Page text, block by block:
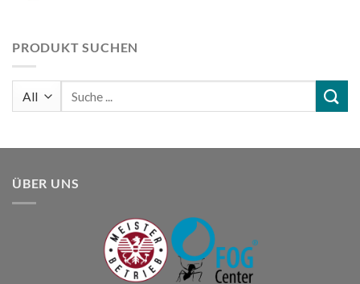
PRODUKT SUCHEN
ÜBER UNS